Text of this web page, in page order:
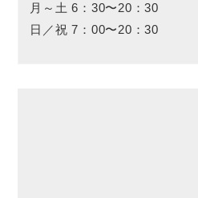
月～土 6：30〜20：30
日／祝 7：00〜20：30